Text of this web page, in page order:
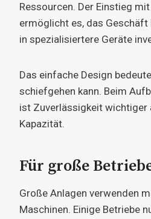
Ressourcen. Der Einstieg
ermöglicht es, das Geschäft
in spezialisiertere Geräte
Das einfache Design
schiefgehen kann. Beim
ist Zuverlässigkeit wichtiger
Kapazität.
Für große
Große Anlagen verwenden
Maschinen. Einige Betriebe